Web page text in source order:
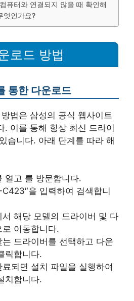
퓨터와 연결되지 않을 때 확인해
엇인가요?
로드 방법
통한 다운로드
법은 삼성의 공식 웹사이트
. 이를 통해 항상 최신 드라이
습니다. 아래 단계를 따라 해
열고 를 방문합니다.
C423″을 입력하여 검색합니
서 해당 모델의 드라이버 및 다
이동합니다.
드라이버를 선택하고 다운
릭합니다.
되면 설치 파일을 실행하여
치합니다.